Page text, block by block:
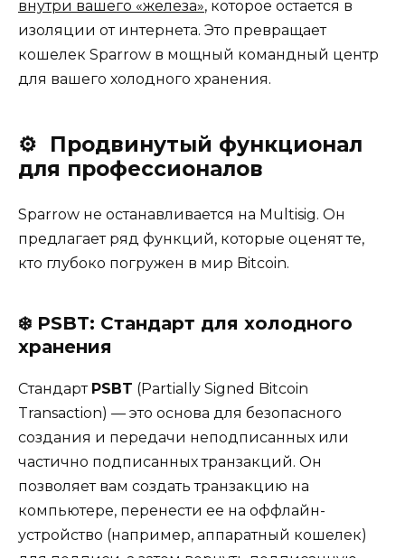
внутри вашего «железа», которое остается в
изоляции от интернета. Это превращает
кошелек Sparrow в мощный командный центр
для вашего холодного хранения.
⚙️ Продвинутый функционал
для профессионалов
Sparrow не останавливается на Multisig. Он
предлагает ряд функций, которые оценят те,
кто глубоко погружен в мир Bitcoin.
❄️ PSBT: Стандарт для холодного
хранения
Стандарт PSBT (Partially Signed Bitcoin
Transaction) — это основа для безопасного
создания и передачи неподписанных или
частично подписанных транзакций. Он
позволяет вам создать транзакцию на
компьютере, перенести ее на оффлайн-
устройство (например, аппаратный кошелек)